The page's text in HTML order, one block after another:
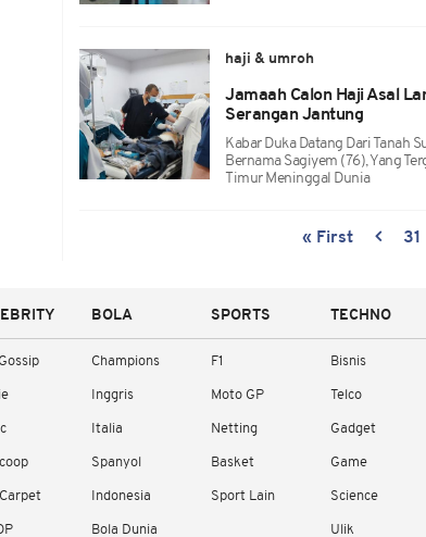
haji & umroh
Jamaah Calon Haji Asal
Serangan Jantung
Kabar Duka Datang Dari Tanah
Bernama Sagiyem (76), Yang
Timur Meninggal Dunia
« First 31
BOLA
Champions
Inggris
Italia
Spanyol
Indonesia
Bola Dunia
SPORTS
F1
Moto GP
Netting
Basket
Sport Lain
TECHNO
Bisnis
Telco
Gadget
Game
Science
Ulik